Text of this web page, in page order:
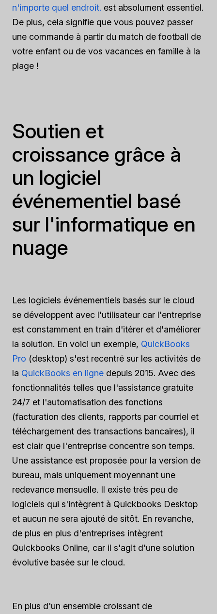
n'importe quel endroit. est absolument essentiel.
De plus, cela signifie que vous pouvez passer
une commande à partir du match de football de
votre enfant ou de vos vacances en famille à la
plage !
Soutien et
croissance grâce à
un logiciel
événementiel basé
sur l'informatique en
nuage
Les logiciels événementiels basés sur le cloud
se développent avec l'utilisateur car l'entreprise
est constamment en train d'itérer et d'améliorer
la solution. En voici un exemple, QuickBooks
Pro (desktop) s'est recentré sur les activités de
la QuickBooks en ligne depuis 2015. Avec des
fonctionnalités telles que l'assistance gratuite
24/7 et l'automatisation des fonctions
(facturation des clients, rapports par courriel et
téléchargement des transactions bancaires), il
est clair que l'entreprise concentre son temps.
Une assistance est proposée pour la version de
bureau, mais uniquement moyennant une
redevance mensuelle. Il existe très peu de
logiciels qui s'intègrent à Quickbooks Desktop
et aucun ne sera ajouté de sitôt. En revanche,
de plus en plus d'entreprises intègrent
Quickbooks Online, car il s'agit d'une solution
évolutive basée sur le cloud.
En plus d'un ensemble croissant de